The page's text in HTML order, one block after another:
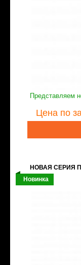
Представляем
Цена по
НОВАЯ СЕРИЯ
Новинка